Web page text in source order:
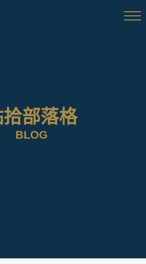
拾部落格
BLOG